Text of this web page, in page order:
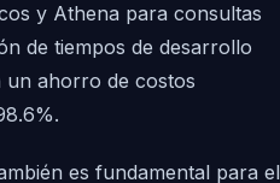
y Athena para consultas
de tiempos de desarrollo
un ahorro de costos
es fundamental para el